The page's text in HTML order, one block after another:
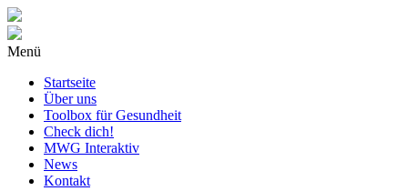
Menü
Startseite
Über uns
Toolbox für Gesundheit
Check dich!
MWG Interaktiv
News
Kontakt